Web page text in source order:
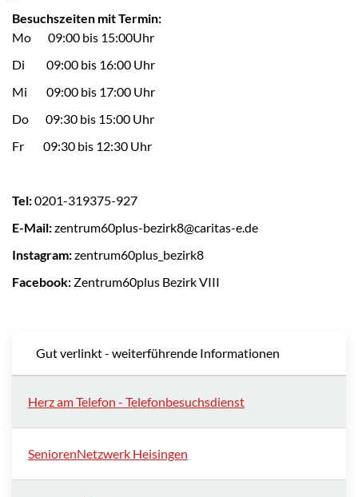
Besuchszeiten mit Termin:
Mo 09:00 bis 15:00Uhr
Di 09:00 bis 16:00 Uhr
Mi 09:00 bis 17:00 Uhr
Do 09:30 bis 15:00 Uhr
Fr 09:30 bis 12:30 Uhr
Tel:0201-319375-927
E-Mail:zentrum60plus-bezirk8@caritas-e.de
Instagram:zentrum60plus_bezirk8
Facebook: Zentrum60plus Bezirk VIII
Gut verlinkt - weiterführende Informationen
Herz am Telefon - Telefonbesuchsdienst
SeniorenNetzwerk Heisingen